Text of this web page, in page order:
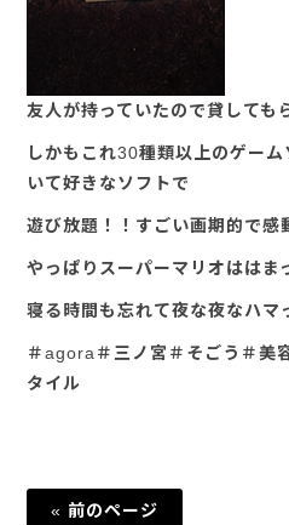
友人が持っていたので貸しても
しかもこれ30種類以上のゲー
いて好きなソフトで
遊び放題！！すごい画期的で感
やっぱりスーパーマリオははま
寝る時間も忘れて夜な夜なハマ
＃agora＃三ノ宮＃そごう＃美
タイル
« 前のページ